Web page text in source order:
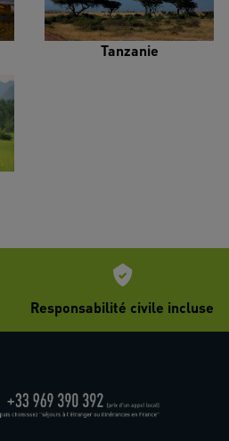
Tanzanie
Responsabilité civile incluse